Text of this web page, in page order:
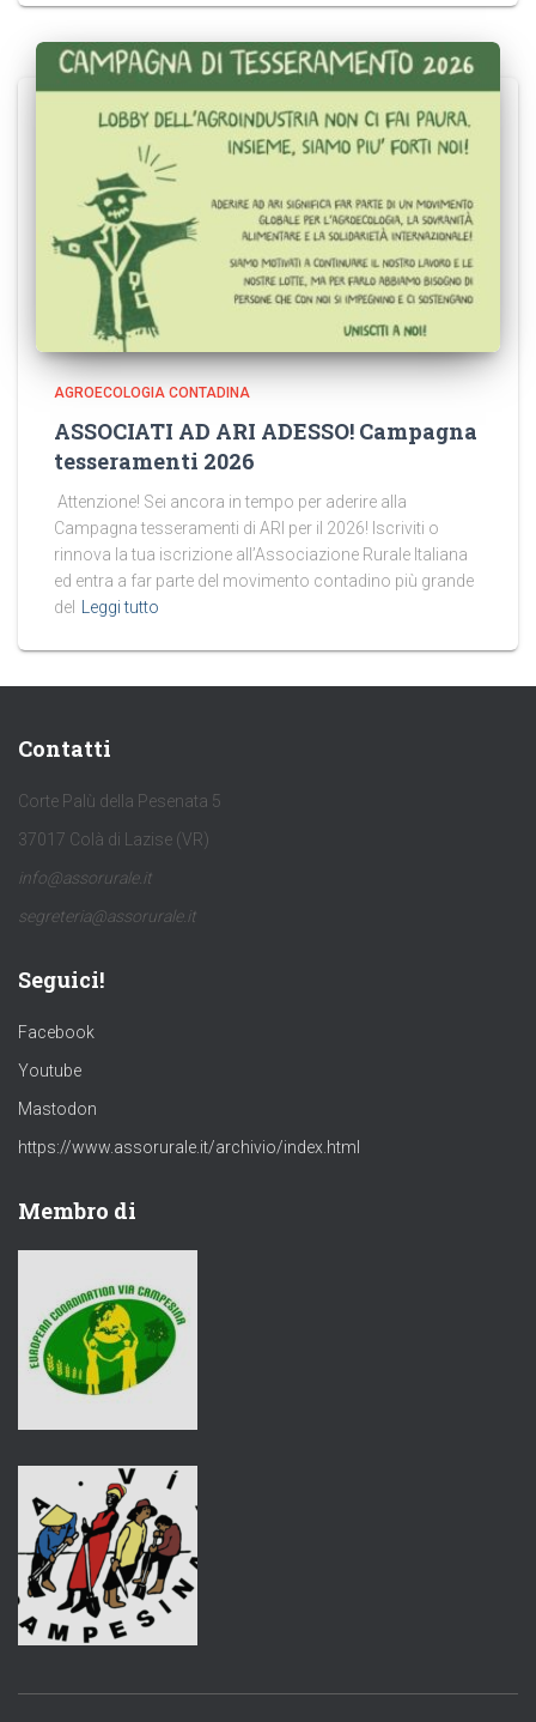
AGROECOLOGIA CONTADINA
ASSOCIATI AD ARI ADESSO! Campagna
tesseramenti 2026
Attenzione! Sei ancora in tempo per aderire alla
Campagna tesseramenti di ARI per il 2026! Iscriviti o
rinnova la tua iscrizione all’Associazione Rurale Italiana
ed entra a far parte del movimento contadino più grande
del
Leggi tutto
Contatti
Corte Palù della Pesenata 5
37017 Colà di Lazise (VR)
info@assorurale.it
segreteria@assorurale.it
Seguici!
Facebook
Youtube
Mastodon
https://www.assorurale.it/archivio/index.html
Membro di